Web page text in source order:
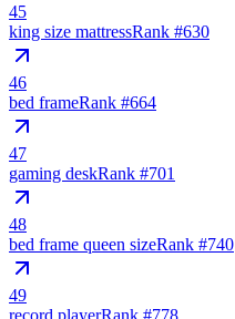
45
king size mattressRank #630
46
bed frameRank #664
47
gaming deskRank #701
48
bed frame queen sizeRank #740
49
record playerRank #778